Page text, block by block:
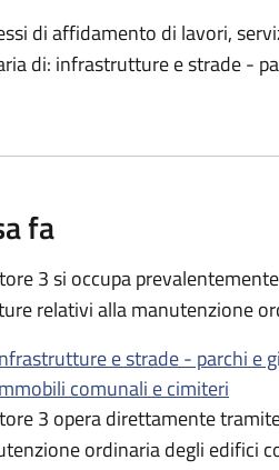
di affidamento di lavori,
di: infrastrutture e strade -
fa
3 si occupa
relativi alla manutenzione
e strade - parchi e
comunali e cimiteri
3 opera direttamente
ordinaria degli edifici